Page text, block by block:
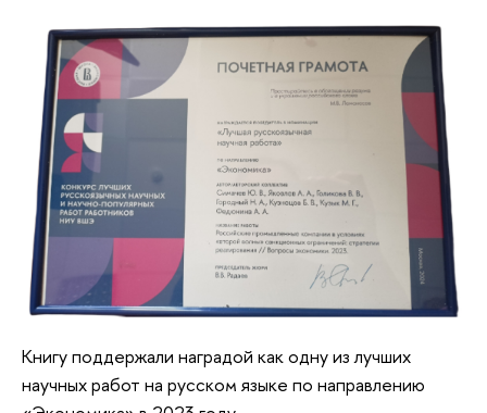
Книгу поддержали наградой как одну из лучших
научных работ на русском языке по направлению